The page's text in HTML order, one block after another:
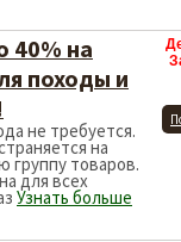
40% на
походы и
не требуется.
на
группу товаров.
для всех
Узнать больше